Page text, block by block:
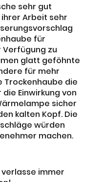
sehr gut
Arbeit sehr
für
zu
glatt geföhnte
für mehr
Trockenhaube die
Einwirkung von
sicher
kalten Kopf. Die
würden
machen.
immer